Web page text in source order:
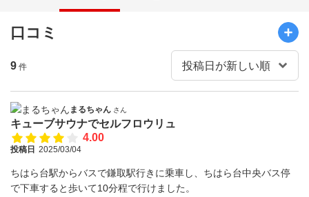
口コミ
9 件
まるちゃん さん
キューブサウナでセルフロウリュ
4.00
投稿日 2025/03/04
ちはら台駅からバスで鎌取駅行きに乗車し、ちはら台中央バス停
で下車すると歩いて10分程で行けました。